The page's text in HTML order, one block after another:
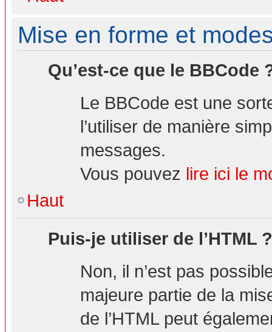
Mise en forme et
Qu’est-ce que le BBCode
Le BBCode est une
l’utiliser de manière
messages.
Vous pouvez lire ici le
Haut
Puis-je utiliser de l’HTML ?
Non, il n’est pas
majeure partie de la
de l’HTML peut